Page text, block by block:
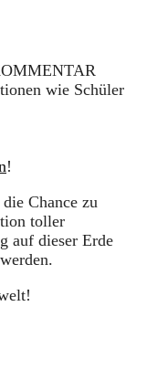
wie Schüler
!
Chance zu
toller
auf dieser Erde